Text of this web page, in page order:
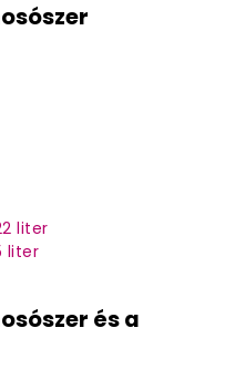
liter
liter
és a